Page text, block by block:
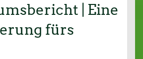
| Eine
fürs